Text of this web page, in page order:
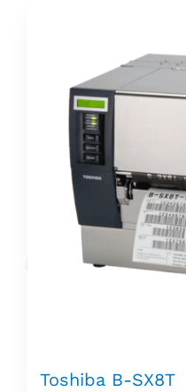
Toshiba B-SX8T